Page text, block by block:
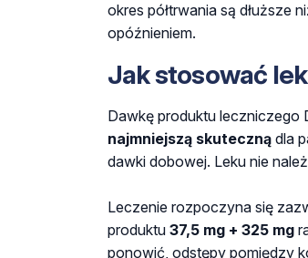
okres półtrwania są dłuższe
opóźnieniem.
Jak stosować
Dawkę produktu leczniczego
najmniejszą skuteczną dla
dawki dobowej. Leku nie
Leczenie rozpoczyna się
produktu 37,5 mg + 325 mg
ponowić, odstępy pomiędzy